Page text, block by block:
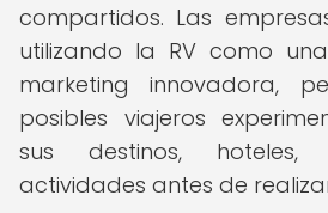
compartidos. Las
utilizando la RV como
marketing innovadora,
posibles viajeros
sus destinos, hoteles,
actividades antes de